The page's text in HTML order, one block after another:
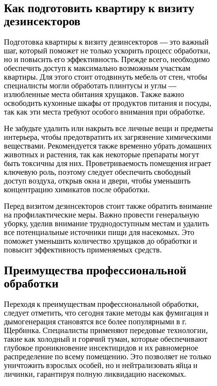
Как подготовить квартиру к визиту
дезинсекторов
Подготовка квартиры к визиту дезинсекторов — это важный
шаг, который поможет не только ускорить процесс обработки,
но и повысить его эффективность. Прежде всего, необходимо
обеспечить доступ к максимально возможным участкам
квартиры. Для этого стоит отодвинуть мебель от стен, чтобы
специалисты могли обработать плинтусы и углы —
излюбленные места обитания хрущаков. Также важно
освободить кухонные шкафы от продуктов питания и посуды,
так как эти места требуют особого внимания при обработке.
Не забудьте удалить или накрыть все личные вещи и предметы
интерьера, чтобы предотвратить их загрязнение химическими
веществами. Рекомендуется также временно убрать домашних
животных и растения, так как некоторые препараты могут
быть токсичны для них. Проветриваемость помещения играет
ключевую роль, поэтому следует обеспечить свободный
доступ воздуха, открыв окна и двери, чтобы уменьшить
концентрацию химикатов после обработки.
Перед визитом дезинсекторов стоит также обратить внимание
на профилактические меры. Важно провести генеральную
уборку, уделив внимание труднодоступным местам и удалить
все потенциальные источники пищи для насекомых. Это
поможет уменьшить количество хрущаков до обработки и
повысит эффективность применяемых средств.
Преимущества профессиональной
обработки
Переходя к преимуществам профессиональной обработки,
следует отметить, что сегодня такие методы как фумигация и
дымогенерация становятся все более популярными в г.
Щербинка. Специалисты применяют передовые технологии,
такие как холодный и горячий туман, которые обеспечивают
глубокое проникновение инсектицидов и их равномерное
распределение по всему помещению. Это позволяет не только
уничтожить взрослых особей, но и нейтрализовать яйца и
личинки, гарантируя полную ликвидацию насекомых.